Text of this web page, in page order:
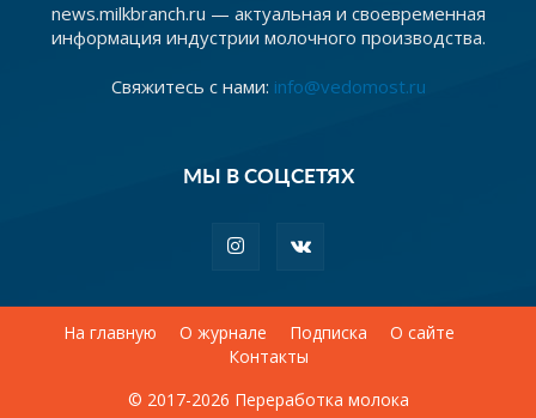
news.milkbranch.ru — актуальная и своевременная
информация индустрии молочного производства.
Свяжитесь с нами: info@vedomost.ru
МЫ В СОЦСЕТЯХ
На главную О журнале Подписка
О сайте
Контакты
© 2017-2026 Переработка молока